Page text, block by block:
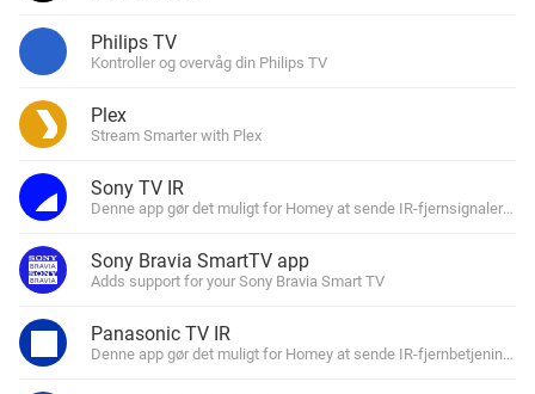
Philips TV
Kontroller og overvåg din Philips TV
Plex
Stream Smarter with Plex
Sony TV IR
Denne app gør det muligt for Homey at sende IR-fjernsignaler til
Sony Bravia SmartTV app
Adds support for your Sony Bravia Smart TV
Panasonic TV IR
Denne app gør det muligt for Homey at sende IR-